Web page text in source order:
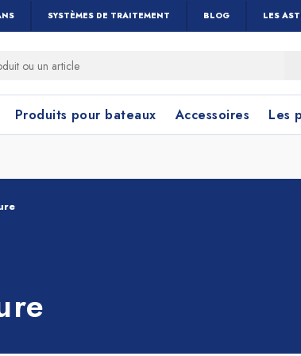
SYSTÈMES DE TRAITEMENT BLOG LES
Produits pour bateaux Accessoires Les